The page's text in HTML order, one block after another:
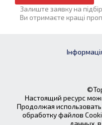
Залиште заявку на
Ви отримаєте кращі
Настоящий ресурс
Продолжая
обработку файлов
данных,